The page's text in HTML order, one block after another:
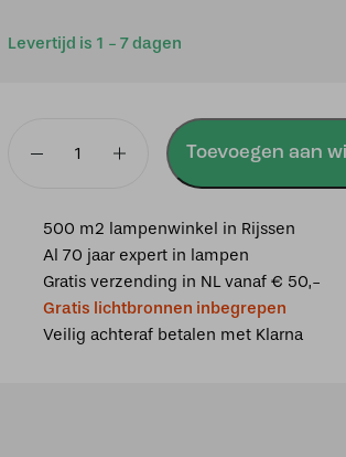
Levertijd is 1 - 7 dagen
schaal
Toevoegen aan
500 m2 lampenwinkel in Rijssen
Al 70 jaar expert in lampen
Gratis verzending in NL vanaf € 50,-
Gratis lichtbronnen inbegrepen
Veilig achteraf betalen met Klarna